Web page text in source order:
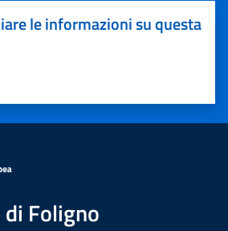
le informazioni su questa
5 stelle su 5
stelle su 5
su 5
5
di Foligno